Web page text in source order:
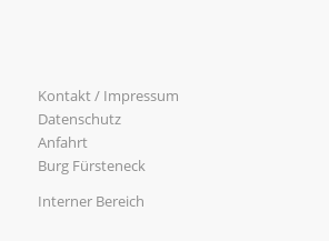
Kontakt / Impressum
Datenschutz
Anfahrt
Burg Fürsteneck
Interner Bereich